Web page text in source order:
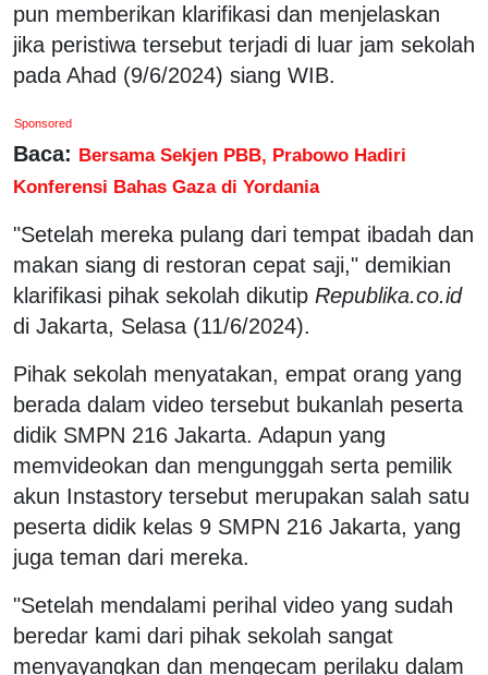
pun memberikan klarifikasi dan menjelaskan
jika peristiwa tersebut terjadi di luar jam sekolah
pada Ahad (9/6/2024) siang WIB.
Sponsored
Baca: Bersama Sekjen PBB, Prabowo Hadiri
Konferensi Bahas Gaza di Yordania
"Setelah mereka pulang dari tempat ibadah dan
makan siang di restoran cepat saji," demikian
klarifikasi pihak sekolah dikutip Republika.co.id
di Jakarta, Selasa (11/6/2024).
Pihak sekolah menyatakan, empat orang yang
berada dalam video tersebut bukanlah peserta
didik SMPN 216 Jakarta. Adapun yang
memvideokan dan mengunggah serta pemilik
akun Instastory tersebut merupakan salah satu
peserta didik kelas 9 SMPN 216 Jakarta, yang
juga teman dari mereka.
"Setelah mendalami perihal video yang sudah
beredar kami dari pihak sekolah sangat
menyayangkan dan mengecam perilaku dalam